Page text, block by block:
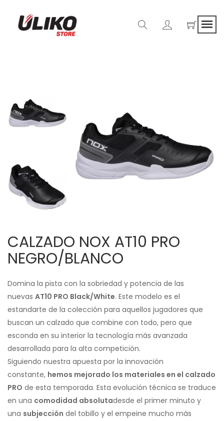
CALZADO NOX AT10 PRO
NEGRO/BLANCO
Domina la pista con la sobriedad y potencia de las
nuevas AT10 PRO Black/White. Este modelo es el
estandarte de la colección para aquellos jugadores que
buscan un calzado que combine con todo, pero que
esconda en su interior la tecnología más avanzada
desarrollada para la alta competición.
Siguiendo nuestra apuesta por la innovación
constante, hemos mejorado los materiales en el calzado
PRO de esta temporada. Esta evolución técnica se traduce
en una comodidad absolutadesde el primer minuto y
una subjección del tobillo y el empeine mucho más